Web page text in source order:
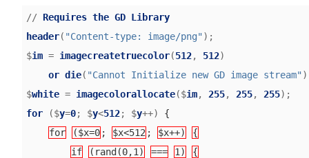
// Requires the GD Library
header( "Content-type: image/png");
$im = imagecreatetruecolor(512, 512)
or die( "Cannot Initialize new GD image stream"
$white = imagecolorallocate($im, 255, 255, 255);
for
($y=0; $y<512; $y++)
{
for
($x=0 ; $x<512 ; $x++)
{
if
(rand(0,1) === 1)
{